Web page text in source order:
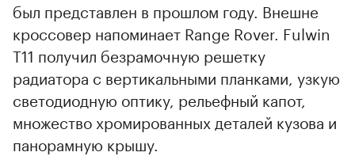
был представлен в прошлом году. Внешне
кроссовер напоминает Range Rover. Fulwin
T11 получил безрамочную решетку
радиатора с вертикальными планками, узкую
светодиодную оптику, рельефный капот,
множество хромированных деталей кузова и
панорамную крышу.